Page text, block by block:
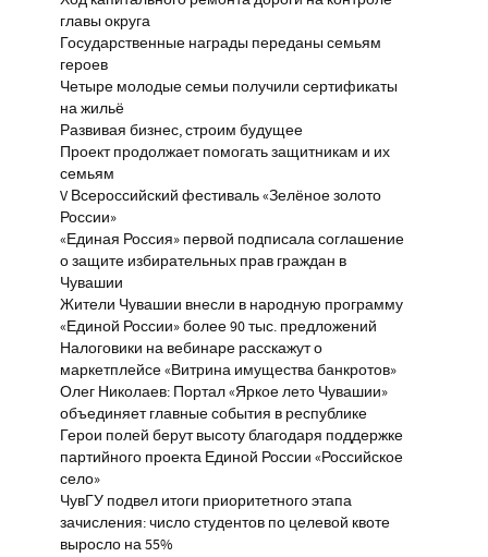
главы округа
Государственные награды переданы семьям
героев
Четыре молодые семьи получили сертификаты
на жильё
Развивая бизнес, строим будущее
Проект продолжает помогать защитникам и их
семьям
V Всероссийский фестиваль «Зелёное золото
России»
«Единая Россия» первой подписала соглашение
о защите избирательных прав граждан в
Чувашии
Жители Чувашии внесли в народную программу
«Единой России» более 90 тыс. предложений
Налоговики на вебинаре расскажут о
маркетплейсе «Витрина имущества банкротов»
Олег Николаев: Портал «Яркое лето Чувашии»
объединяет главные события в республике
Герои полей берут высоту благодаря поддержке
партийного проекта Единой России «Российское
село»
ЧувГУ подвел итоги приоритетного этапа
зачисления: число студентов по целевой квоте
выросло на 55%